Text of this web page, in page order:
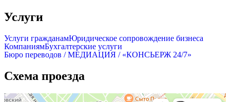
Услуги
Услуги гражданамЮридическое сопровождение бизнеса
КомпаниямБухгалтерские услуги
Бюро переводов / МЕДИАЦИЯ / «КОНСЬЕРЖ 24/7»
Схема проезда